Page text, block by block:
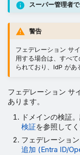
スーパー管理者
警告
フェデレーション サ
用する場合は、すべ
られており、IdP があ
フェデレーション サ
あります。
ドメインの検証。
検証を参照してく
フェデレーショ
追加 (Entra ID/